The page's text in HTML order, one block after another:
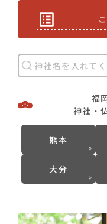
福
神社・
熊本
大分